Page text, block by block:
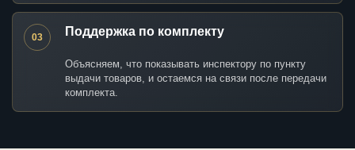
03 Поддержка по комплекту
Объясняем, что показывать инспектору по пункту
выдачи товаров, и остаемся на связи после передачи
комплекта.